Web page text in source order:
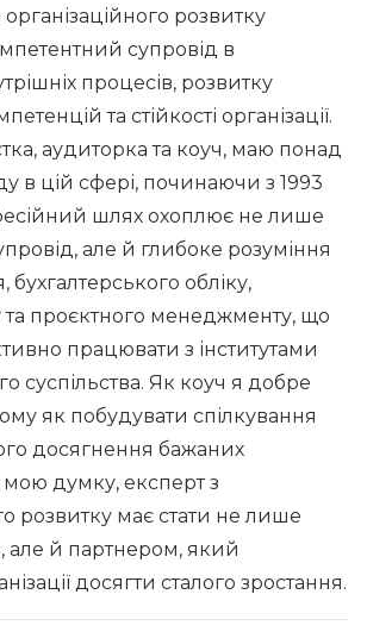
розвитку
супровід в
процесів, розвитку
та стійкості організації.
аудиторка та коуч, маю понад
в цій сфері, починаючи з 1993
шлях охоплює не лише
але й глибоке розуміння
бухгалтерського обліку,
проєктного менеджменту, що
працювати з інститутами
суспільства. Як коуч я добре
як побудувати спілкування
досягнення бажаних
мою думку, експерт з
розвитку має стати не лише
але й партнером, який
досягти сталого зростання.